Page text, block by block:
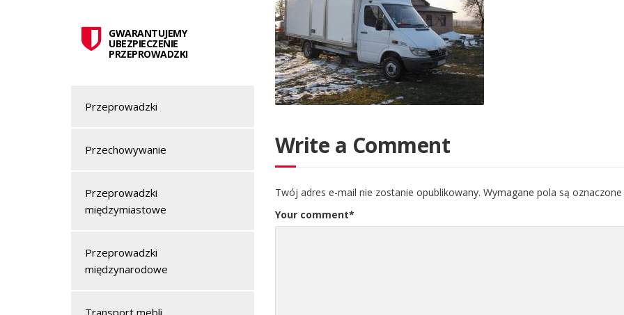
Write a Comment
Twój adres e-mail nie zostanie opublikowany. Wymagane pola są oznaczone
Your comment*
GWARANTUJEMY
UBEZPIECZENIE
PRZEPROWADZKI
Przeprowadzki
Przechowywanie
Przeprowadzki
międzymiastowe
Przeprowadzki
międzynarodowe
Transport mebli